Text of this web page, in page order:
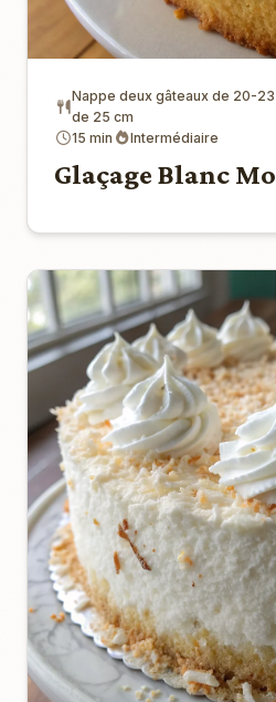
Nappe deux gâteaux de 20-23
de 25 cm
15 min
Intermédiaire
Glaçage Blanc